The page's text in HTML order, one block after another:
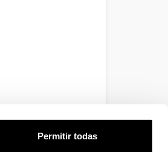
Permitir todas